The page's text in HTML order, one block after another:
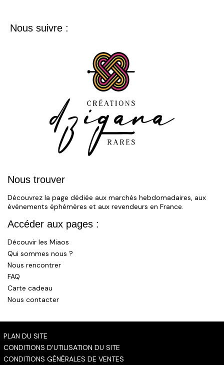
Nous suivre :
Nous trouver
Découvrez la page dédiée aux marchés hebdomadaires, aux
événements éphémères et aux revendeurs en France.
Accéder aux pages :
Découvir les Miaos
Qui sommes nous ?
Nous rencontrer
FAQ
Carte cadeau
Nous contacter
PLAN DU SITE
CONDITIONS D'UTILISATION DU SITE
CONDITIONS GÉNÉRALES DE VENTES